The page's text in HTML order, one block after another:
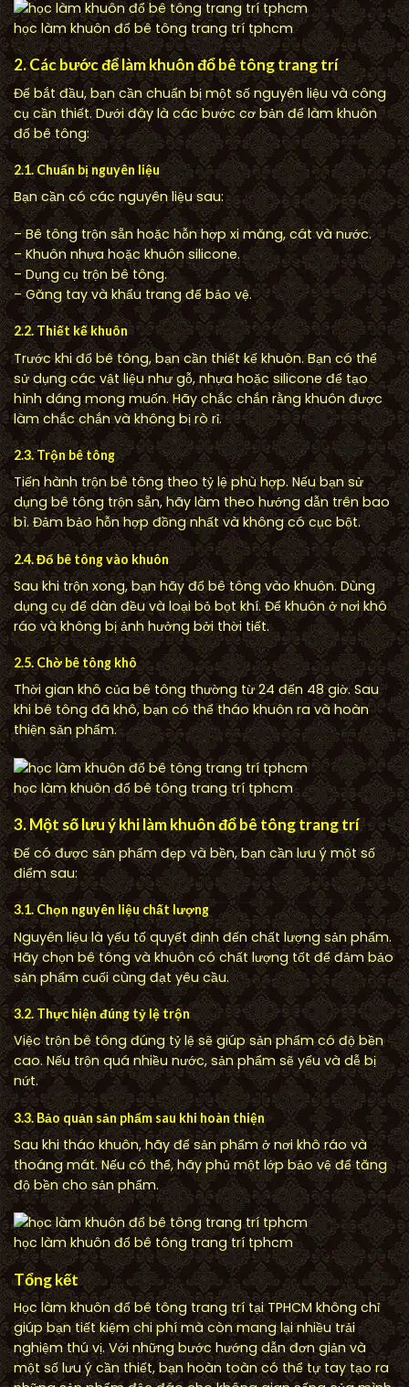
học làm khuôn đổ bê tông trang trí tphcm
2. Các bước để làm khuôn đổ bê tông trang trí
Để bắt đầu, bạn cần chuẩn bị một số nguyên liệu và công
cụ cần thiết. Dưới đây là các bước cơ bản để làm khuôn
đổ bê tông:
2.1. Chuẩn bị nguyên liệu
Bạn cần có các nguyên liệu sau:
– Bê tông trộn sẵn hoặc hỗn hợp xi măng, cát và nước.
– Khuôn nhựa hoặc khuôn silicone.
– Dụng cụ trộn bê tông.
– Găng tay và khẩu trang để bảo vệ.
2.2. Thiết kế khuôn
Trước khi đổ bê tông, bạn cần thiết kế khuôn. Bạn có thể
sử dụng các vật liệu như gỗ, nhựa hoặc silicone để tạo
hình dáng mong muốn. Hãy chắc chắn rằng khuôn được
làm chắc chắn và không bị rò rỉ.
2.3. Trộn bê tông
Tiến hành trộn bê tông theo tỷ lệ phù hợp. Nếu bạn sử
dụng bê tông trộn sẵn, hãy làm theo hướng dẫn trên bao
bì. Đảm bảo hỗn hợp đồng nhất và không có cục bột.
2.4. Đổ bê tông vào khuôn
Sau khi trộn xong, bạn hãy đổ bê tông vào khuôn. Dùng
dụng cụ để dàn đều và loại bỏ bọt khí. Để khuôn ở nơi khô
ráo và không bị ảnh hưởng bởi thời tiết.
2.5. Chờ bê tông khô
Thời gian khô của bê tông thường từ 24 đến 48 giờ. Sau
khi bê tông đã khô, bạn có thể tháo khuôn ra và hoàn
thiện sản phẩm.
học làm khuôn đổ bê tông trang trí tphcm
3. Một số lưu ý khi làm khuôn đổ bê tông trang trí
Để có được sản phẩm đẹp và bền, bạn cần lưu ý một số
điểm sau:
3.1. Chọn nguyên liệu chất lượng
Nguyên liệu là yếu tố quyết định đến chất lượng sản phẩm.
Hãy chọn bê tông và khuôn có chất lượng tốt để đảm bảo
sản phẩm cuối cùng đạt yêu cầu.
3.2. Thực hiện đúng tỷ lệ trộn
Việc trộn bê tông đúng tỷ lệ sẽ giúp sản phẩm có độ bền
cao. Nếu trộn quá nhiều nước, sản phẩm sẽ yếu và dễ bị
nứt.
3.3. Bảo quản sản phẩm sau khi hoàn thiện
Sau khi tháo khuôn, hãy để sản phẩm ở nơi khô ráo và
thoáng mát. Nếu có thể, hãy phủ một lớp bảo vệ để tăng
độ bền cho sản phẩm.
học làm khuôn đổ bê tông trang trí tphcm
Tổng kết
Học làm khuôn đổ bê tông trang trí tại TPHCM không chỉ
giúp bạn tiết kiệm chi phí mà còn mang lại nhiều trải
nghiệm thú vị. Với những bước hướng dẫn đơn giản và
một số lưu ý cần thiết, bạn hoàn toàn có thể tự tay tạo ra